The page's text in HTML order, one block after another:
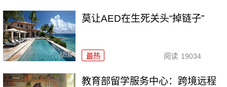
莫让AED在生死关头“掉链子”
最热 阅读 19034
教育部留学服务中心：跨境远程